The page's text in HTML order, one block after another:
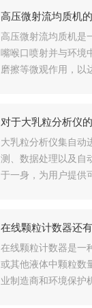
设备。原理是通过高
或...
高压微射流均质机
高压微射流均质机是
嘴喉口喷射并与环境
磨擦等微观作用，以
设备。原理是通过高
或...
对于大乳粒分析仪
大乳粒分析仪集自动
测、数据处理以及自
于一身，为用户提供
它具有以下技术优势
在线颗粒计数器还
在线颗粒计数器是一
或其他液体中颗粒数
业制造商和环境保护